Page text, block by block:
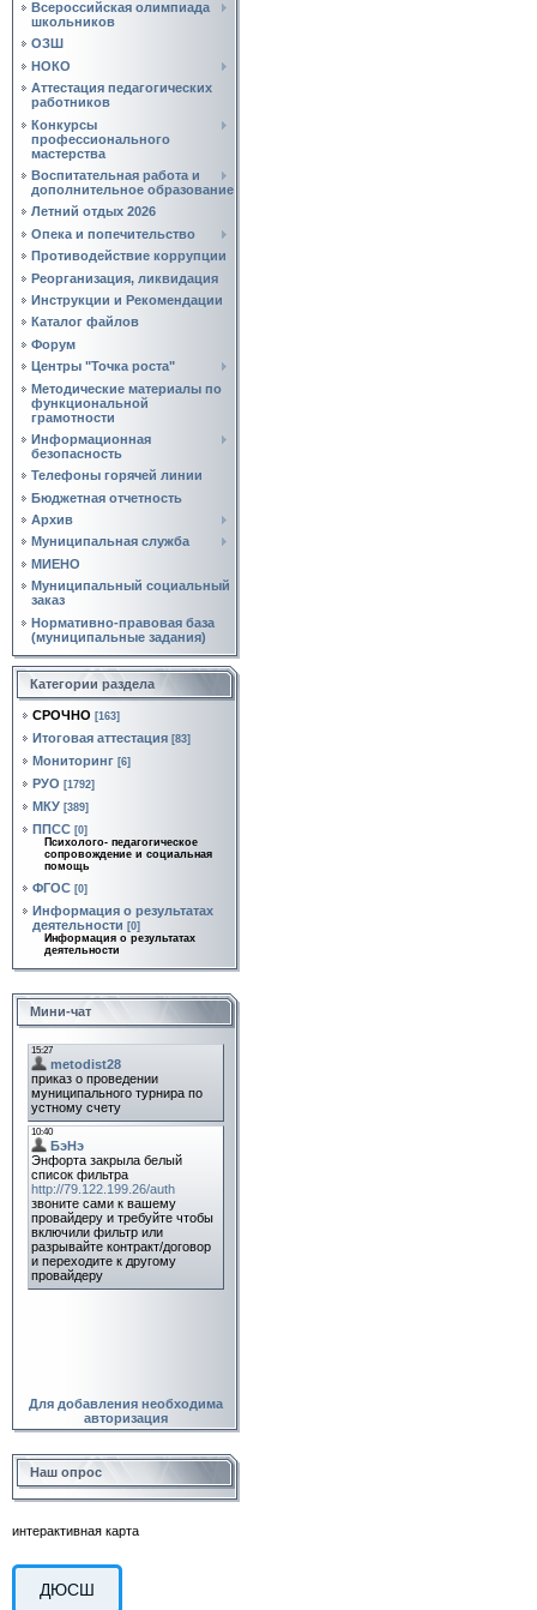
Всероссийская олимпиада
школьников
ОЗШ
НОКО
Аттестация педагогических
работников
Конкурсы
профессионального
мастерства
Воспитательная работа и
дополнительное образование
Летний отдых 2026
Опека и попечительство
Противодействие коррупции
Реорганизация, ликвидация
Инструкции и Рекомендации
Каталог файлов
Форум
Центры "Точка роста"
Методические материалы по
функциональной
грамотности
Информационная
безопасность
Телефоны горячей линии
Бюджетная отчетность
Архив
Муниципальная служба
МИЕНО
Муниципальный социальный
заказ
Нормативно‑правовая база
(муниципальные задания)
Категории раздела
СРОЧНО [163]
Итоговая аттестация [83]
Мониторинг [6]
РУО [1792]
МКУ [389]
ППСС [0]
Психолого- педагогическое
сопровождение и социальная
помощь
ФГОС [0]
Информация о результатах
деятельности [0]
Информация о результатах
деятельности
Мини-чат
Для добавления необходима
авторизация
Наш опрос
интерактивная карта
ДЮСШ